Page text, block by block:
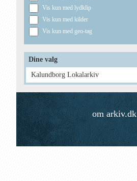
Vis kun med lydklip
Vis kun med kilder
Vis kun med geo-tag
Dine valg
Kalundborg Lokalarkiv
om arkiv.dk